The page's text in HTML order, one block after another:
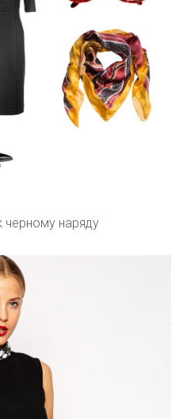
черному наряду